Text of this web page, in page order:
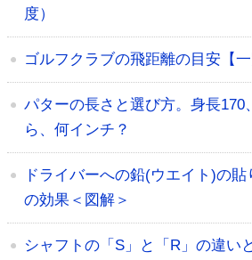
度）
ゴルフクラブの飛距離の目安【一
パターの長さと選び方。身長170
ら、何インチ？
ドライバーへの鉛(ウエイト)の
の効果＜図解＞
シャフトの「S」と「R」の違い